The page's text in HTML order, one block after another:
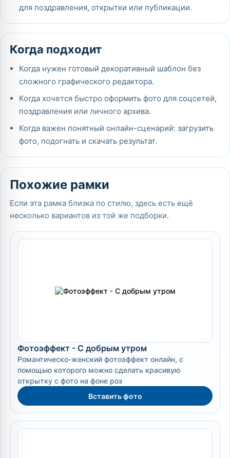
для поздравления, открытки или публикации.
Когда подходит
Когда нужен готовый декоративный шаблон без
сложного графического редактора.
Когда хочется быстро оформить фото для соцсетей,
поздравления или личного архива.
Когда важен понятный онлайн-сценарий: загрузить
фото, подогнать и скачать результат.
Похожие рамки
Если эта рамка близка по стилю, здесь есть ещё
несколько вариантов из той же подборки.
Фотоэффект - С добрым утром
Романтическо-женский фотоэффект онлайн, с
помощью которого можно сделать красивую
открытку с фото на фоне роз
Вставить фото